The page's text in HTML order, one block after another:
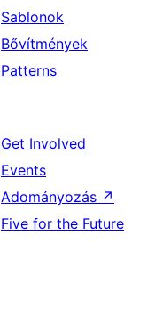
Sablonok
Bővítmények
Patterns
Get Involved
Events
Adományozás ↗
Five for the Future